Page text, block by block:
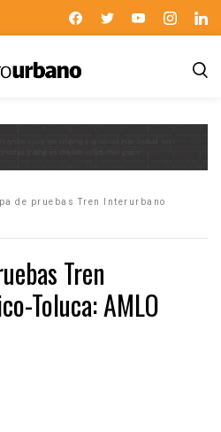
de pruebas Tren Interurbano
Tren
Toluca: AMLO